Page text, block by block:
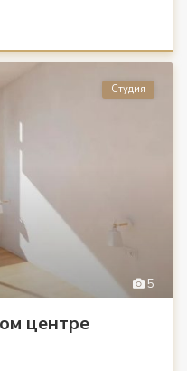
5
Студия
центре